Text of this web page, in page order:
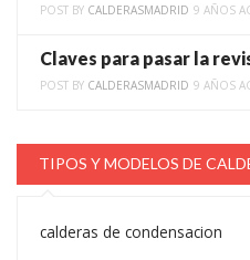
POST BY CALDERASMADRID 9 AÑOS
Claves para pasar la
POST BY CALDERASMADRID 9 AÑOS
TIPOS Y MODELOS DE
calderas de condensacion